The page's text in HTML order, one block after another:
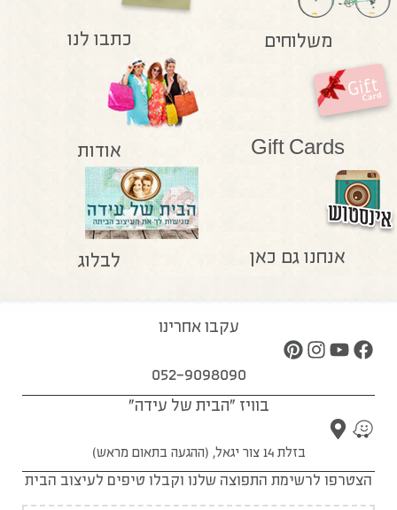
משלוחים כתבו לנו
Gift Cards אודות
אנחנו גם כאן לבלוג
עקבו אחרינו
052-9098090
בוויז "הבית של עידה"
בזלת 14 צור יגאל, (ההגעה בתאום מראש)
הצטרפו לרשימת התפוצה שלנו וקבלו טיפים לעיצוב הבית